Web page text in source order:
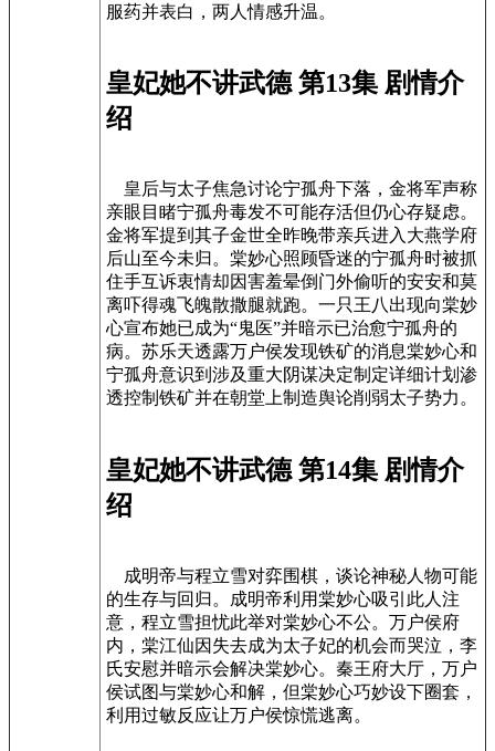
服药并表白，两人情感升温。
皇妃她不讲武德 第13集 剧情介
绍
皇后与太子焦急讨论宁孤舟下落，金将军声称
亲眼目睹宁孤舟毒发不可能存活但仍心存疑虑。
金将军提到其子金世全昨晚带亲兵进入大燕学府
后山至今未归。棠妙心照顾昏迷的宁孤舟时被抓
住手互诉衷情却因害羞晕倒门外偷听的安安和莫
离吓得魂飞魄散撒腿就跑。一只王八出现向棠妙
心宣布她已成为“鬼医”并暗示已治愈宁孤舟的
病。苏乐天透露万户侯发现铁矿的消息棠妙心和
宁孤舟意识到涉及重大阴谋决定制定详细计划渗
透控制铁矿并在朝堂上制造舆论削弱太子势力。
皇妃她不讲武德 第14集 剧情介
绍
成明帝与程立雪对弈围棋，谈论神秘人物可能
的生存与回归。成明帝利用棠妙心吸引此人注
意，程立雪担忧此举对棠妙心不公。万户侯府
内，棠江仙因失去成为太子妃的机会而哭泣，李
氏安慰并暗示会解决棠妙心。秦王府大厅，万户
侯试图与棠妙心和解，但棠妙心巧妙设下圈套，
利用过敏反应让万户侯惊慌逃离。